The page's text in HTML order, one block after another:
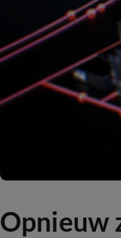
Opnieuw